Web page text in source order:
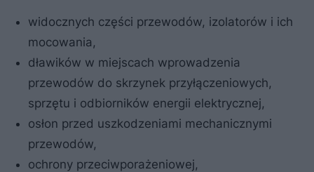
widocznych części przewodów, izolatorów i ich
mocowania,
dławików w miejscach wprowadzenia
przewodów do skrzynek przyłączeniowych,
sprzętu i odbiorników energii elektrycznej,
osłon przed uszkodzeniami mechanicznymi
przewodów,
ochrony przeciwporażeniowej,